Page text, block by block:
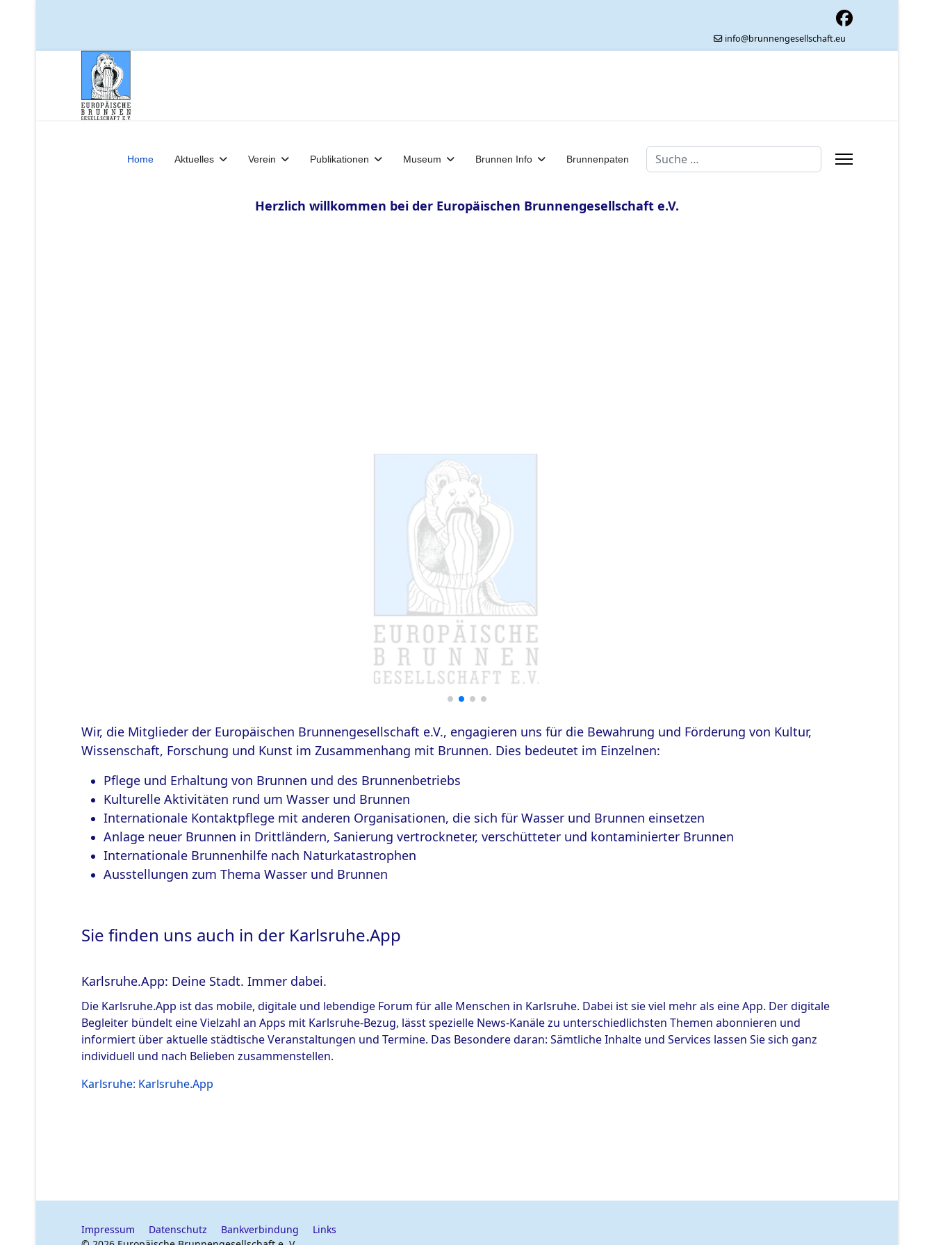
info@brunnengesellschaft.eu
Home Aktuelles Verein Publikationen Museum Brunnen Info Brunnenpaten Suchen
Herzlich willkommen bei der Europäischen Brunnengesellschaft e.V.
Wir, die Mitglieder der Europäischen Brunnengesellschaft e.V., engagieren uns für die Bewahrung und Förderung von Kultur,
Wissenschaft, Forschung und Kunst im Zusammenhang mit Brunnen. Dies bedeutet im Einzelnen:
Pflege und Erhaltung von Brunnen und des Brunnenbetriebs
Kulturelle Aktivitäten rund um Wasser und Brunnen
Internationale Kontaktpflege mit anderen Organisationen, die sich für Wasser und Brunnen einsetzen
Anlage neuer Brunnen in Drittländern, Sanierung vertrockneter, verschütteter und kontaminierter Brunnen
Internationale Brunnenhilfe nach Naturkatastrophen
Ausstellungen zum Thema Wasser und Brunnen
Sie finden uns auch in der Karlsruhe.App
Karlsruhe.App: Deine Stadt. Immer dabei.
Die Karlsruhe.App ist das mobile, digitale und lebendige Forum für alle Menschen in Karlsruhe. Dabei ist sie viel mehr als eine App. Der digitale
Begleiter bündelt eine Vielzahl an Apps mit Karlsruhe-Bezug, lässt spezielle News-Kanäle zu unterschiedlichsten Themen abonnieren und
informiert über aktuelle städtische Veranstaltungen und Termine. Das Besondere daran: Sämtliche Inhalte und Services lassen Sie sich ganz
individuell und nach Belieben zusammenstellen.
Karlsruhe: Karlsruhe.App
Impressum Datenschutz Bankverbindung
Links